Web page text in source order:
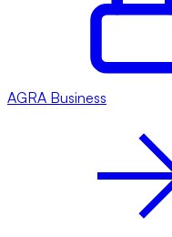
AGRA Business